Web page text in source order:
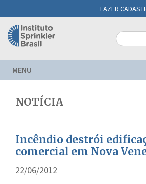
FAZER
NOTÍCIA
Incêndio destrói
comercial em Nova
22/06/2012